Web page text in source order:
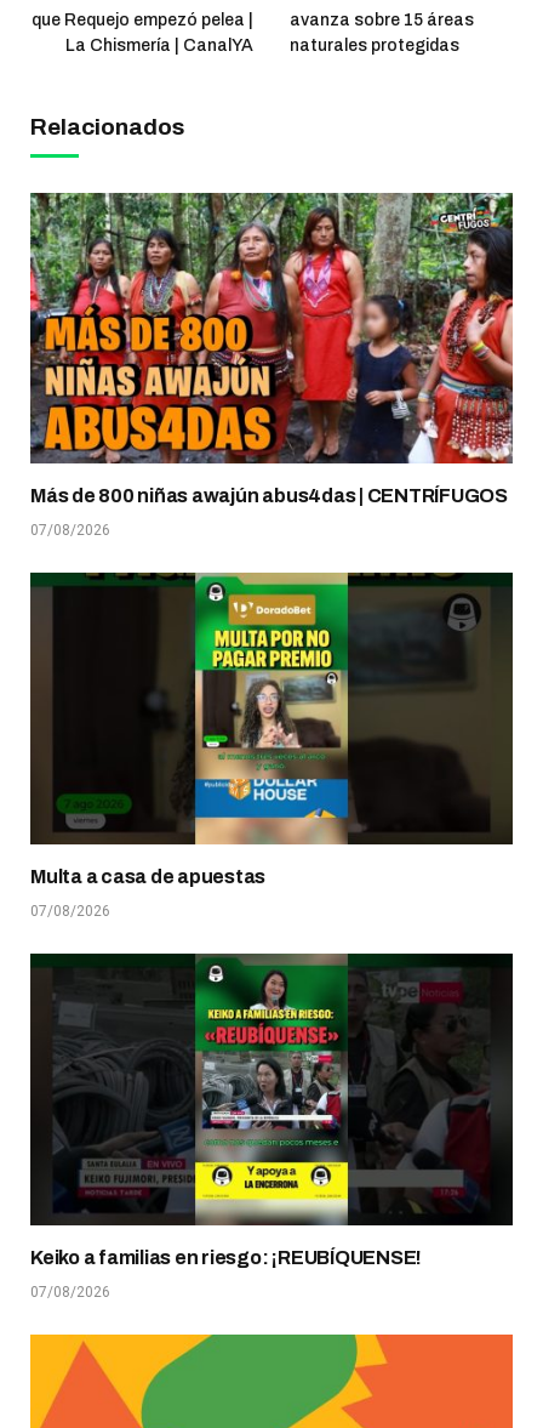
que Requejo empezó pelea |
La Chismería | CanalYA
avanza sobre 15 áreas
naturales protegidas
Relacionados
Más de 800 niñas awajún abus4das | CENTRÍFUGOS
07/08/2026
Multa a casa de apuestas
07/08/2026
Keiko a familias en riesgo: ¡REUBÍQUENSE!
07/08/2026